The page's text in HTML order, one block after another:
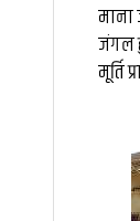
माना
जंगल
मूर्ति
बारिश के
अप्रैल में 4-